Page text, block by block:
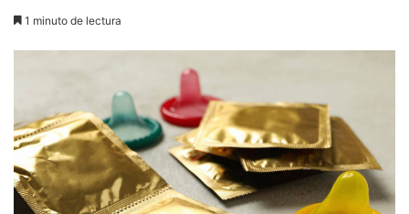
1 minuto de lectura